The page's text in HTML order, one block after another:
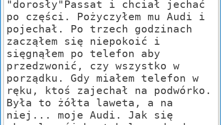
"dorosły"Passat i chciał jechać
po części. Pożyczyłem mu Audi i
pojechał. Po trzech godzinach
zacząłem się niepokoić i
sięgnąłem po telefon aby
przedzwonić, czy wszystko w
porządku. Gdy miałem telefon w
ręku, ktoś zajechał na podwórko.
Była to żółta laweta, a na
niej... moje Audi. Jak się